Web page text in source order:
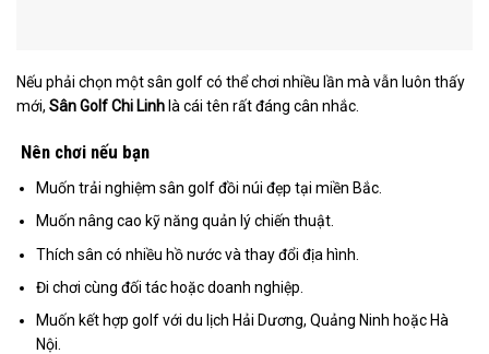
Nếu phải chọn một sân golf có thể chơi nhiều lần mà vẫn luôn thấy
mới, Sân Golf Chi Linh là cái tên rất đáng cân nhắc.
Nên chơi nếu bạn
Muốn trải nghiệm sân golf đồi núi đẹp tại miền Bắc.
Muốn nâng cao kỹ năng quản lý chiến thuật.
Thích sân có nhiều hồ nước và thay đổi địa hình.
Đi chơi cùng đối tác hoặc doanh nghiệp.
Muốn kết hợp golf với du lịch Hải Dương, Quảng Ninh hoặc Hà
Nội.